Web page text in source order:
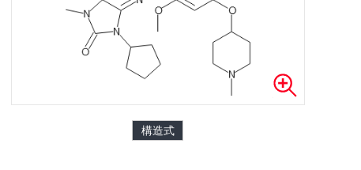
構造式